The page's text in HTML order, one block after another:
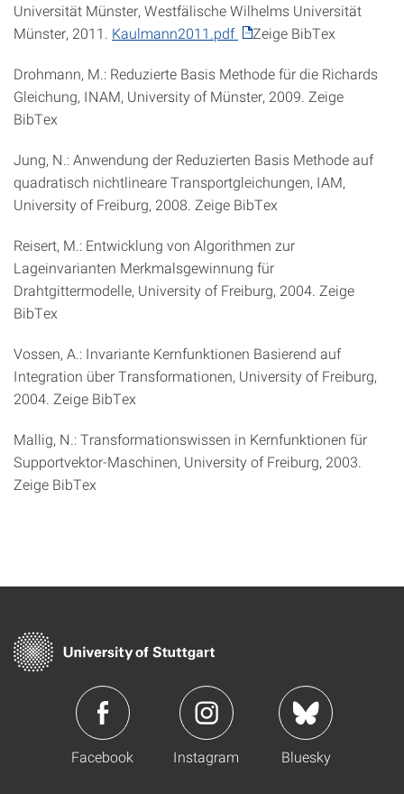
Universität Münster, Westfälische Wilhelms Universität
Münster, 2011. Kaulmann2011.pdf Zeige BibTex
Drohmann, M.: Reduzierte Basis Methode für die Richards
Gleichung, INAM, University of Münster, 2009. Zeige
BibTex
Jung, N.: Anwendung der Reduzierten Basis Methode auf
quadratisch nichtlineare Transportgleichungen, IAM,
University of Freiburg, 2008. Zeige BibTex
Reisert, M.: Entwicklung von Algorithmen zur
Lageinvarianten Merkmalsgewinnung für
Drahtgittermodelle, University of Freiburg, 2004. Zeige
BibTex
Vossen, A.: Invariante Kernfunktionen Basierend auf
Integration über Transformationen, University of Freiburg,
2004. Zeige BibTex
Mallig, N.: Transformationswissen in Kernfunktionen für
Supportvektor-Maschinen, University of Freiburg, 2003.
Zeige BibTex
Facebook Instagram Bluesky